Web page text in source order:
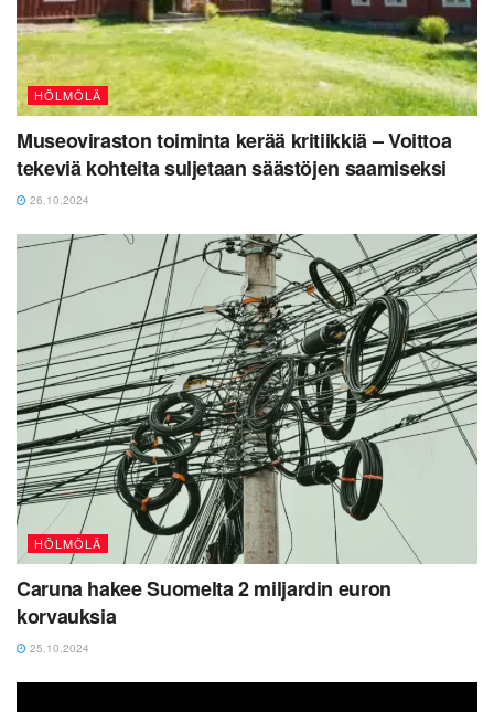
HÖLMÖLÄ
Museoviraston toiminta kerää kritiikkiä – Voittoa
tekeviä kohteita suljetaan säästöjen saamiseksi
26.10.2024
HÖLMÖLÄ
Caruna hakee Suomelta 2 miljardin euron
korvauksia
25.10.2024